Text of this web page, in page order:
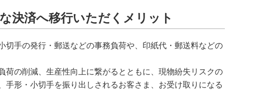
決済へ移行いただくメリット
手の発行・郵送などの事務負荷や、印紙代・郵送料などの
の削減、生産性向上に繋がるとともに、現物紛失リスクの
形・小切手を振り出しされるお客さま、お受け取りになる